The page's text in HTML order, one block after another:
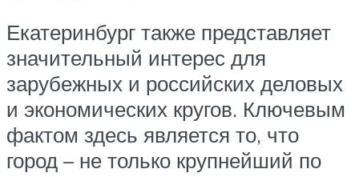
Екатеринбург также представляет
значительный интерес для
зарубежных и российских деловых
и экономических кругов. Ключевым
фактом здесь является то, что
город – не только крупнейший по